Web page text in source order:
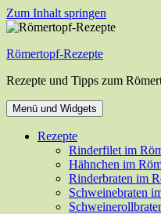
Zum Inhalt springen
Römertopf-Rezepte
Rezepte und Tipps zum
Menü und Widgets
Rezepte
Rinderfilet im
Hähnchen im
Rinderbraten im
Schweinebraten